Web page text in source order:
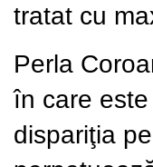
tratat cu
Perla
în care este
dispariţia